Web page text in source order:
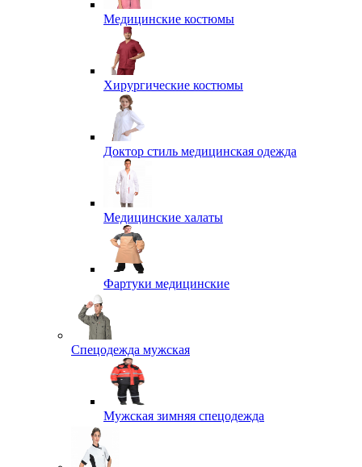
Медицинские костюмы
Хирургические костюмы
Доктор стиль медицинская одежда
Медицинские халаты
Фартуки медицинские
Спецодежда мужская
Мужская зимняя спецодежда